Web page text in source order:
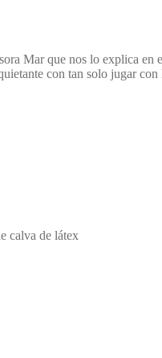
Mar que nos lo explica en
con tan solo jugar
calva de látex